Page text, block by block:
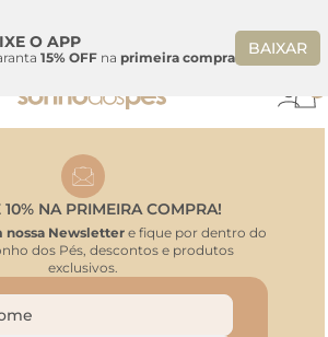
O APP
15% OFF na primeira compra BAIXAR
coleção utilizando o código do seu vendedor*
10% NA PRIMEIRA COMPRA!
nossa Newsletter e fique por dentro do
dos Pés, descontos e produtos
exclusivos.